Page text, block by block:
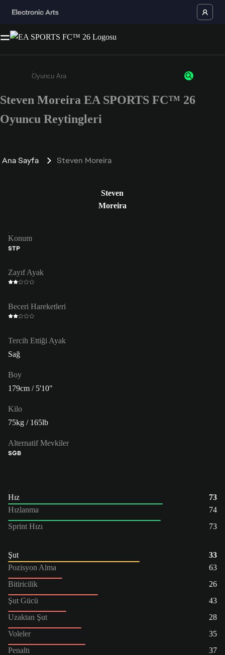
Enter a minimum of 3 characters or numbers
Steven Moreira EA SPORTS FC™ 26
Oyuncu Reytingleri
Ana Sayfa Steven Moreira
Steven
Moreira
Konum
STP
Zayıf Ayak
Beceri Hareketleri
Tercih Ettiği Ayak
Sağ
Boy
179cm / 5'10"
Kilo
75kg / 165lb
Alternatif Mevkiler
SĞB
Hız
73
Hızlanma
74
Sprint Hızı
73
Şut
33
Pozisyon Alma
63
Bitiricilik
26
Şut Gücü
43
Uzaktan Şut
28
Voleler
35
Penaltı
37